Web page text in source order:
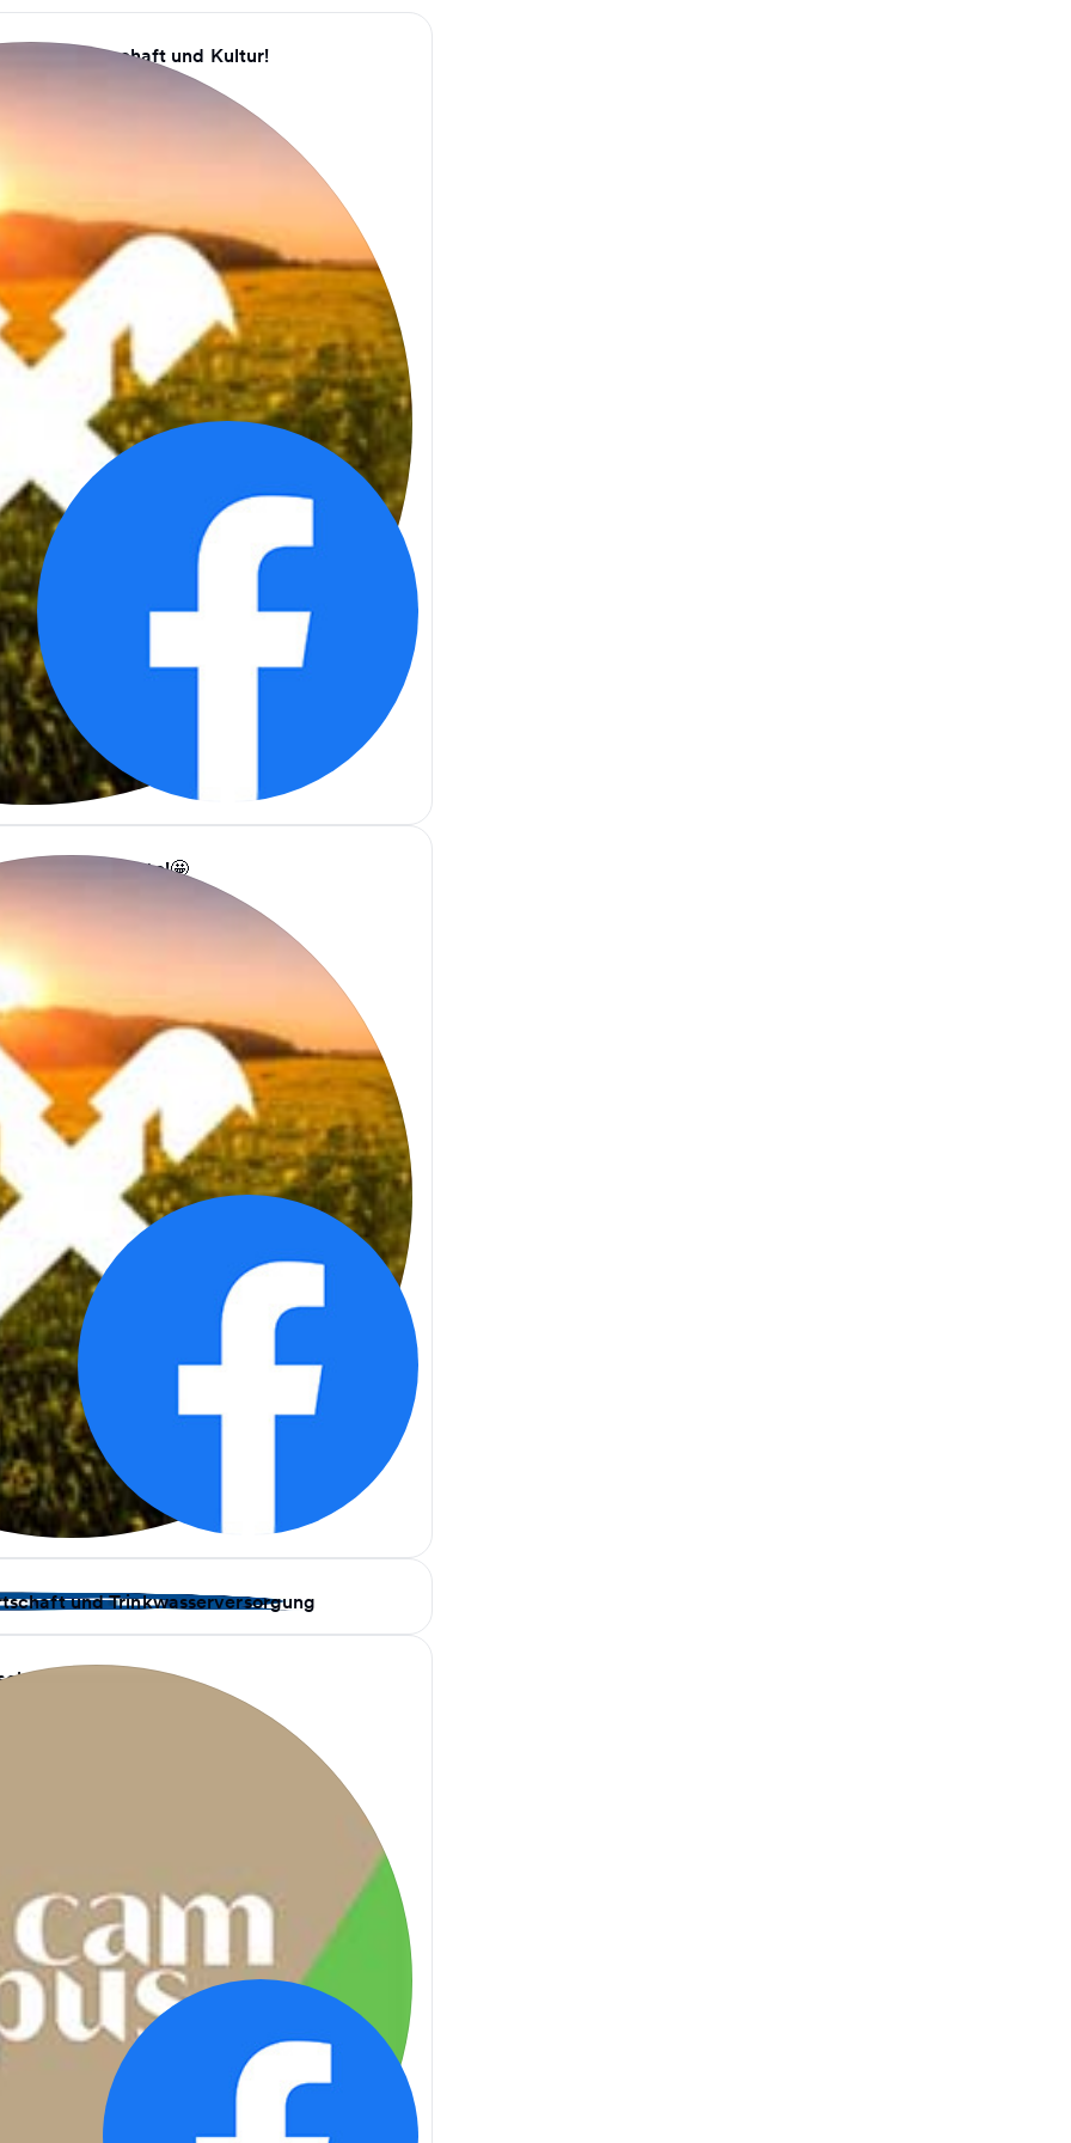
Gemeinschaft und Kultur!
Jugendkonto!🤩
und Trinkwasserversorgung
Bier 🍻